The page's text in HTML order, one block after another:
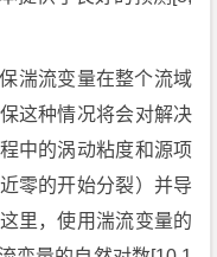
湍流变量在整个流域
这种情况将会对解决
中的涡动粘度和源项
零的开始分裂）并导
里，使用湍流变量的